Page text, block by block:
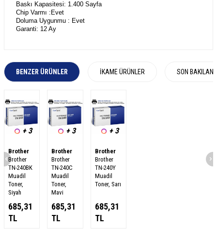
Baskı Kapasitesi: 1.400 Sayfa
Chip Varmı :Evet
Doluma Uygunmu : Evet
Garanti: 12 Ay
BENZER ÜRÜNLER İKAME ÜRÜNLER SON
+ 3
Brother
Brother
TN-240BK
Muadil
Toner,
Siyah
685,31
TL
+ 3
Brother
Brother
TN-240C
Muadil
Toner,
Mavi
685,31
TL
+ 3
Brother
Brother
TN-240Y
Muadil
Toner, Sarı
685,31
TL